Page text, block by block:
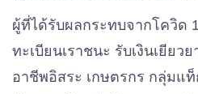
ผู้ที่ได้รับผลกระทบจากโควิด
ทะเบียนเราชนะ รับเงินเยียว
อาชีพอิสระ เกษตรกร กลุ่มแ